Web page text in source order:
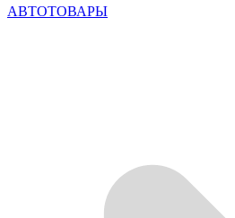
АВТОТОВАРЫ